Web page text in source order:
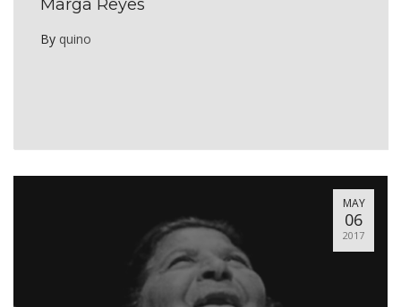
Marga Reyes
By quino
MAY
06
2017